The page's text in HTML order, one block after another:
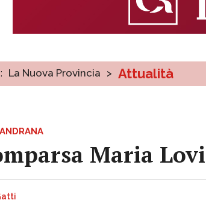
La Nuova Provincia > Attualità
Maria